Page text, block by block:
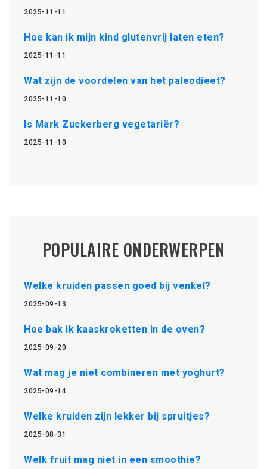
2025-11-11
Hoe kan ik mijn kind glutenvrij laten eten?
2025-11-11
Wat zijn de voordelen van het paleodieet?
2025-11-10
Is Mark Zuckerberg vegetariër?
2025-11-10
POPULAIRE ONDERWERPEN
Welke kruiden passen goed bij venkel?
2025-09-13
Hoe bak ik kaaskroketten in de oven?
2025-09-20
Wat mag je niet combineren met yoghurt?
2025-09-14
Welke kruiden zijn lekker bij spruitjes?
2025-08-31
Welk fruit mag niet in een smoothie?